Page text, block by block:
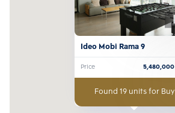
Ideo Mobi Rama 9
Price 5,480,000
Found 19 units for Buy